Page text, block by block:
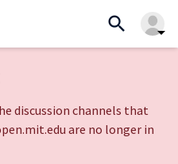
search arrow_drop_down
close
discussion channels that
are no longer in